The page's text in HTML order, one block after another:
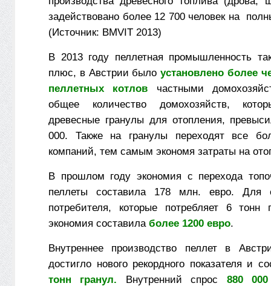
задействовано более 12 700 человек на
(Источник: BMVIT 2013)
В 2013 году пеллетная промышленность
плюс, в Австрии былоустановлено более
пеллетных котлов частными
общее количество домохозяйств,
древесные гранулы для отопления,
000. Также на гранулы переходят все
компаний, тем самым экономя затраты на
В прошлом году экономия с перехода
пеллеты составила 178 млн. евро. Для
потребителя, которые потребляет 6 тонн
экономия составила более 1200 евро.
Внутреннее производство пеллет в
достигло нового рекордного показателя и
тонн гранул. Внутренний спрос 880